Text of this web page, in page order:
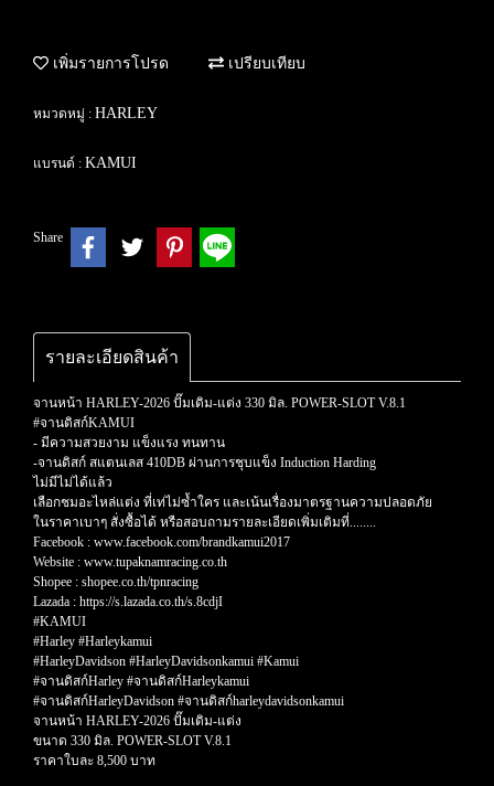
เพิ่มรายการโปรด เปรียบเทียบ
หมวดหมู่ : HARLEY
แบรนด์ : KAMUI
Share
รายละเอียดสินค้า
จานหน้า HARLEY-2026 ปั๊มเดิม-แต่ง 330 มิล. POWER-SLOT V.8.1
#จานดิสก์KAMUI
- มีความสวยงาม แข็งแรง ทนทาน
-จานดิสก์ สแตนเลส 410DB ผ่านการชุบแข็ง Induction Harding
ไม่มีไม่ได้แล้ว
เลือกชมอะไหล่แต่ง ที่เท่ไม่ซ้ำใคร และเน้นเรื่องมาตรฐานความปลอดภัย
ในราคาเบาๆ สั่งซื้อได้ หรือสอบถามรายละเอียดเพิ่มเติมที่........
Facebook : www.facebook.com/brandkamui2017
Website : www.tupaknamracing.co.th
Shopee : shopee.co.th/tpnracing
Lazada : https://s.lazada.co.th/s.8cdjI
#KAMUI
#Harley #Harleykamui
#HarleyDavidson #HarleyDavidsonkamui #Kamui
#จานดิสก์Harley #จานดิสก์Harleykamui
#จานดิสก์HarleyDavidson #จานดิสก์harleydavidsonkamui
จานหน้า HARLEY-2026 ปั๊มเดิม-แต่ง
ขนาด 330 มิล. POWER-SLOT V.8.1
ราคาใบละ 8,500 บาท